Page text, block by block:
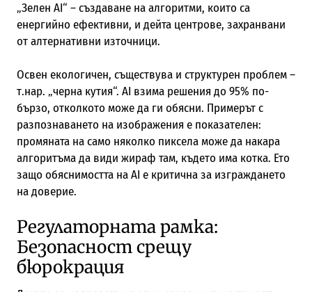
„Зелен AI“ – създаване на алгоритми, които са
енергийно ефективни, и дейта центрове, захранвани
от алтернативни източници.
Освен екологичен, съществува и структурен проблем –
т.нар. „черна кутия“. AI взима решения до 95% по-
бързо, отколкото може да ги обясни. Примерът с
разпознаването на изображения е показателен:
промяната на само няколко пиксела може да накара
алгоритъма да види жираф там, където има котка. Ето
защо обяснимостта на AI е критична за изграждането
на доверие.
Регулаторната рамка:
Безопасност срещу
бюрокрация